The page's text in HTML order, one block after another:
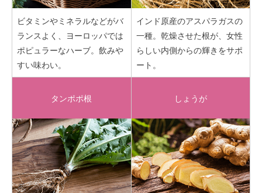
ビタミンやミネラルなどがバ
ランスよく、ヨーロッパでは
ポピュラーなハーブ。飲みや
すい味わい。
インド原産のアスパラガスの
一種。乾燥させた根が、女性
らしい内側からの輝きをサポ
ート。
タンポポ根 しょうが